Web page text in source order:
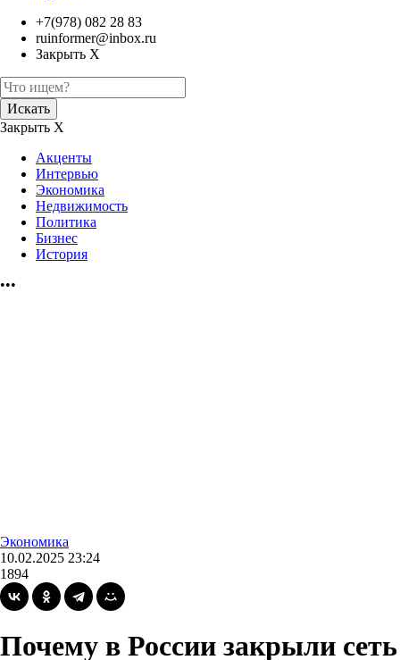
+7(978) 082 28 83
ruinformer@inbox.ru
Закрыть Х
Искать
Закрыть Х
Акценты
Интервью
Экономика
Недвижимость
Политика
Бизнес
История
•••
Экономика
10.02.2025 23:24
1894
Почему в России закрыли сеть